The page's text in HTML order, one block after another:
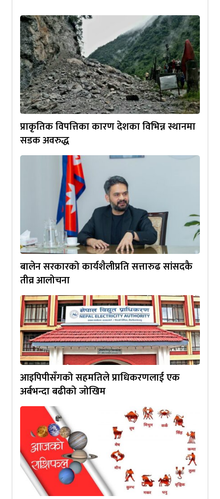
प्राकृतिक विपत्तिका कारण देशका विभिन्न स्थानमा
सडक अवरुद्ध
बालेन सरकारको कार्यशैलीप्रति सत्तारुढ सांसदकै
तीव्र आलोचना
आइपिपीसँगको सहमतिले प्राधिकरणलाई एक
अर्बभन्दा बढीको जोखिम